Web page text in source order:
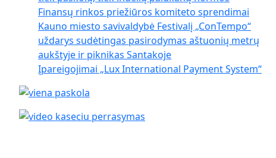
Finansų rinkos priežiūros komiteto sprendimai
Kauno miesto savivaldybė Festivalį „ConTempo“
uždarys sudėtingas pasirodymas aštuonių metrų
aukštyje ir piknikas Santakoje
Įpareigojimai „Lux International Payment System“